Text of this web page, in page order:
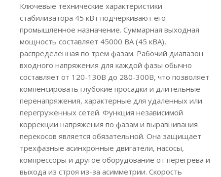
Ключевые технические характеристики
стабилизатора 45 кВт подчеркивают его
промышленное назначение. Суммарная выходная
мощность составляет 45000 ВА (45 кВА),
распределенная по трем фазам. Рабочий диапазон
входного напряжения для каждой фазы обычно
составляет от 120-130В до 280-300В, что позволяет
компенсировать глубокие просадки и длительные
перенапряжения, характерные для удаленных или
перегруженных сетей. Функция независимой
коррекции напряжения по фазам и выравнивания
перекосов является обязательной. Она защищает
трехфазные асинхронные двигатели, насосы,
компрессоры и другое оборудование от перегрева и
выхода из строя из-за асимметрии. Скорость